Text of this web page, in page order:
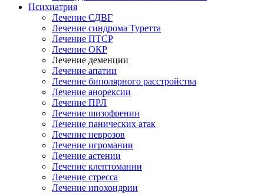
Психиатрия
Лечение СДВГ
Лечение синдрома Туретта
Лечение ПТСР
Лечение ОКР
Лечение деменции
Лечение апатии
Лечение биполярного расстройства
Лечение анорексии
Лечение ПРЛ
Лечение шизофрении
Лечение панических атак
Лечение неврозов
Лечение игромании
Лечение астении
Лечение клептомании
Лечение стресса
Лечение ипохондрии